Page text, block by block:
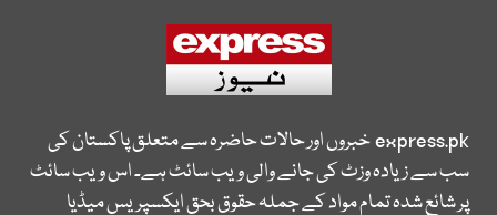
express.pkخبروں اور حالات حاضرہ سے متعلق پاکستان کی
سب سے زیادہ وزٹ کی جانے والی ویب سائٹ ہے۔ اس ویب سائٹ
پر شائع شدہ تمام مواد کے جملہ حقوق بحق ایکسپریس میڈیا